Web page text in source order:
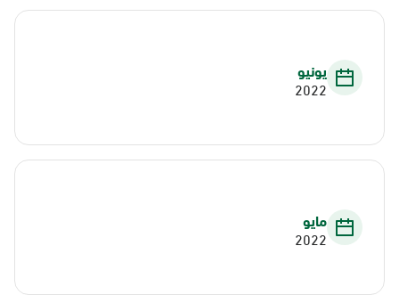
يونيو
2022
مايو
2022